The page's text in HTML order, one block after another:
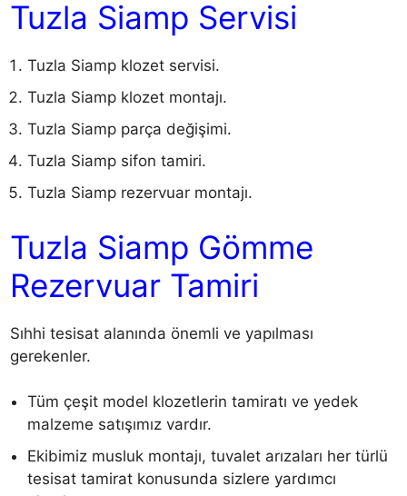
Tuzla Siamp Servisi
Tuzla Siamp klozet servisi.
Tuzla Siamp klozet montajı.
Tuzla Siamp parça değişimi.
Tuzla Siamp sifon tamiri.
Tuzla Siamp rezervuar montajı.
Tuzla Siamp Gömme
Rezervuar Tamiri
Sıhhi tesisat alanında önemli ve yapılması
gerekenler.
Tüm çeşit model klozetlerin tamiratı ve yedek
malzeme satışımız vardır.
Ekibimiz musluk montajı, tuvalet arızaları her türlü
tesisat tamirat konusunda sizlere yardımcı